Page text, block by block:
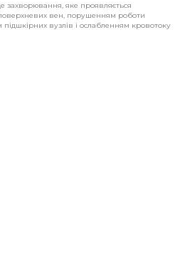
яке проявляється
вен, порушенням роботи
вузлів і ослабленням кровотоку